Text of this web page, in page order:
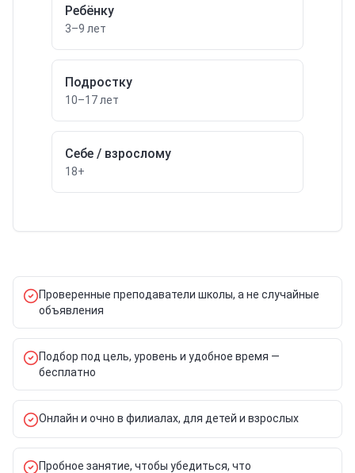
Ребёнку
3–9 лет
Подростку
10–17 лет
Себе / взрослому
18+
Проверенные преподаватели школы, а не случайные
объявления
Подбор под цель, уровень и удобное время —
бесплатно
Онлайн и очно в филиалах, для детей и взрослых
Пробное занятие, чтобы убедиться, что